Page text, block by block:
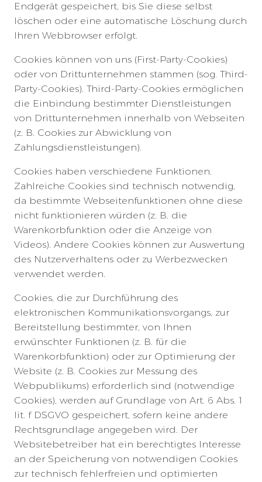
Endgerät gespeichert, bis Sie diese selbst
löschen oder eine automatische Löschung durch
Ihren Webbrowser erfolgt.
Cookies können von uns (First-Party-Cookies)
oder von Drittunternehmen stammen (sog. Third-
Party-Cookies). Third-Party-Cookies ermöglichen
die Einbindung bestimmter Dienstleistungen
von Drittunternehmen innerhalb von Webseiten
(z. B. Cookies zur Abwicklung von
Zahlungsdienstleistungen).
Cookies haben verschiedene Funktionen.
Zahlreiche Cookies sind technisch notwendig,
da bestimmte Webseitenfunktionen ohne diese
nicht funktionieren würden (z. B. die
Warenkorbfunktion oder die Anzeige von
Videos). Andere Cookies können zur Auswertung
des Nutzerverhaltens oder zu Werbezwecken
verwendet werden.
Cookies, die zur Durchführung des
elektronischen Kommunikationsvorgangs, zur
Bereitstellung bestimmter, von Ihnen
erwünschter Funktionen (z. B. für die
Warenkorbfunktion) oder zur Optimierung der
Website (z. B. Cookies zur Messung des
Webpublikums) erforderlich sind (notwendige
Cookies), werden auf Grundlage von Art. 6 Abs. 1
lit. f DSGVO gespeichert, sofern keine andere
Rechtsgrundlage angegeben wird. Der
Websitebetreiber hat ein berechtigtes Interesse
an der Speicherung von notwendigen Cookies
zur technisch fehlerfreien und optimierten